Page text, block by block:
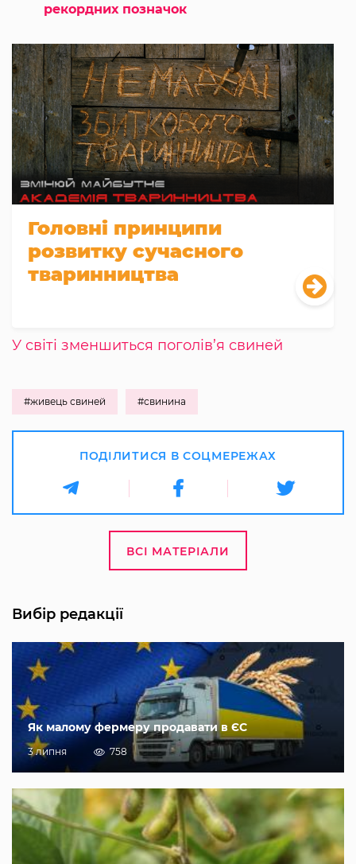
рекордних позначок
Головні принципи
розвитку сучасного
тваринництва
У світі зменшиться поголів’я свиней
#живець свиней #свинина
ПОДІЛИТИСЯ В СОЦМЕРЕЖАХ
ВСІ МАТЕРІАЛИ
Вибір редакції
Як малому фермеру продавати в ЄС
3 липня 758